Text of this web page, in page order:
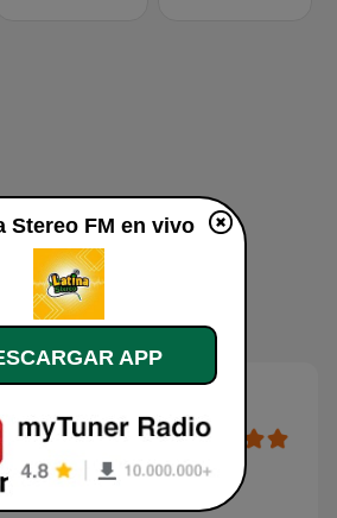
FM en vivo
Stereo FM en vivo
APP